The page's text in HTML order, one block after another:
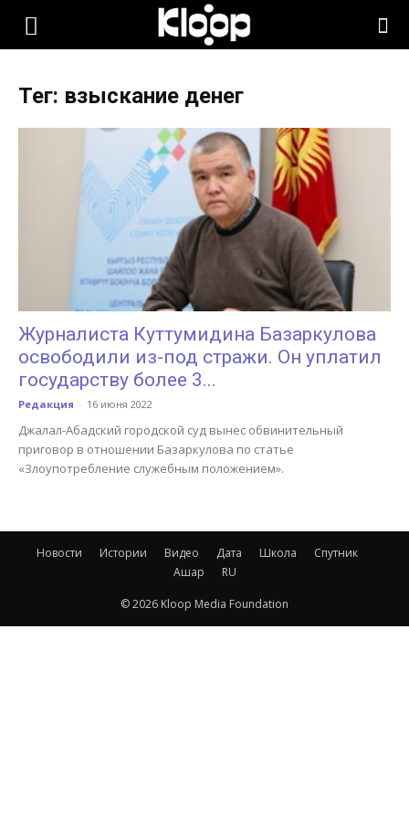
KLOOP.KG
Тег: взыскание денег
Журналиста Куттумидина Базаркулова
освободили из-под стражи. Он уплатил
государству более 3...
Редакция - 16 июня 2022
Джалал-Абадский городской суд вынес обвинительный
приговор в отношении Базаркулова по статье
«Злоупотребление служебным положением».
Новости Истории Видео Дата Школа
Спутник
Ашар
RU
© 2026 Kloop Media Foundation